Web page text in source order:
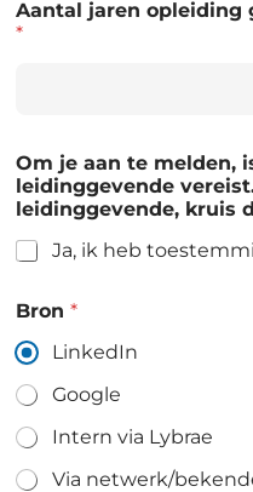
Aantal jaren opleiding
*
Om je aan te melden,
leidinggevende
leidinggevende, kruis
Ja, ik heb
Bron *
LinkedIn
Google
Intern via Lybrae
Via netwerk/